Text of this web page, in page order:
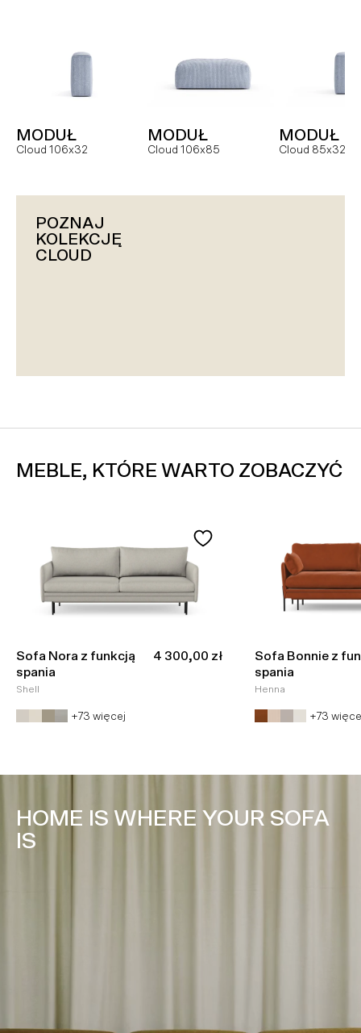
MODUŁ
Cloud 106x32
MODUŁ
Cloud 106x85
MODUŁ
Cloud 85x32
POZNAJ
KOLEKCJĘ
CLOUD
FOTEL
Slay
MODUŁ
Slay MC
MODUŁ
Slay ML
MEBLE, KTÓRE WARTO ZOBACZYĆ
Sofa Nora z funkcją
spania
Cena promocyjna
4 300,00 zł
Shell
+73 więcej
Sofa Bonnie z
spania
Henna
+73
HOME IS WHERE YOUR SOFA
IS